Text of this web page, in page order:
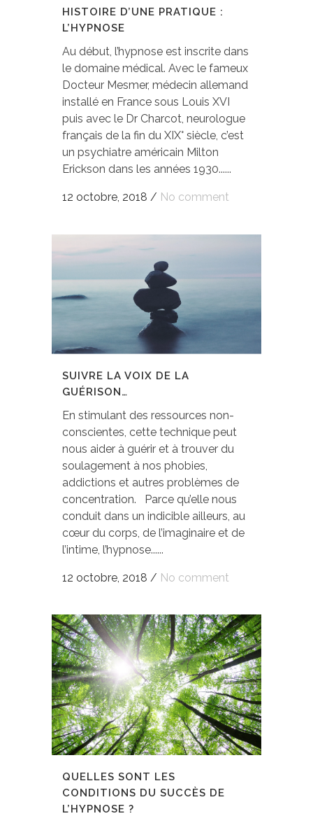
HISTOIRE D’UNE PRATIQUE :
L’HYPNOSE
Au début, l’hypnose est inscrite dans
le domaine médical. Avec le fameux
Docteur Mesmer, médecin allemand
installé en France sous Louis XVI
puis avec le Dr Charcot, neurologue
français de la fin du XIX° siècle, c’est
un psychiatre américain Milton
Erickson dans les années 1930......
12 octobre, 2018 / No comment
SUIVRE LA VOIX DE LA
GUÉRISON…
En stimulant des ressources non-
conscientes, cette technique peut
nous aider à guérir et à trouver du
soulagement à nos phobies,
addictions et autres problèmes de
concentration. Parce qu’elle nous
conduit dans un indicible ailleurs, au
cœur du corps, de l’imaginaire et de
l’intime, l’hypnose......
12 octobre, 2018 / No comment
QUELLES SONT LES
CONDITIONS DU SUCCÈS DE
L’HYPNOSE ?